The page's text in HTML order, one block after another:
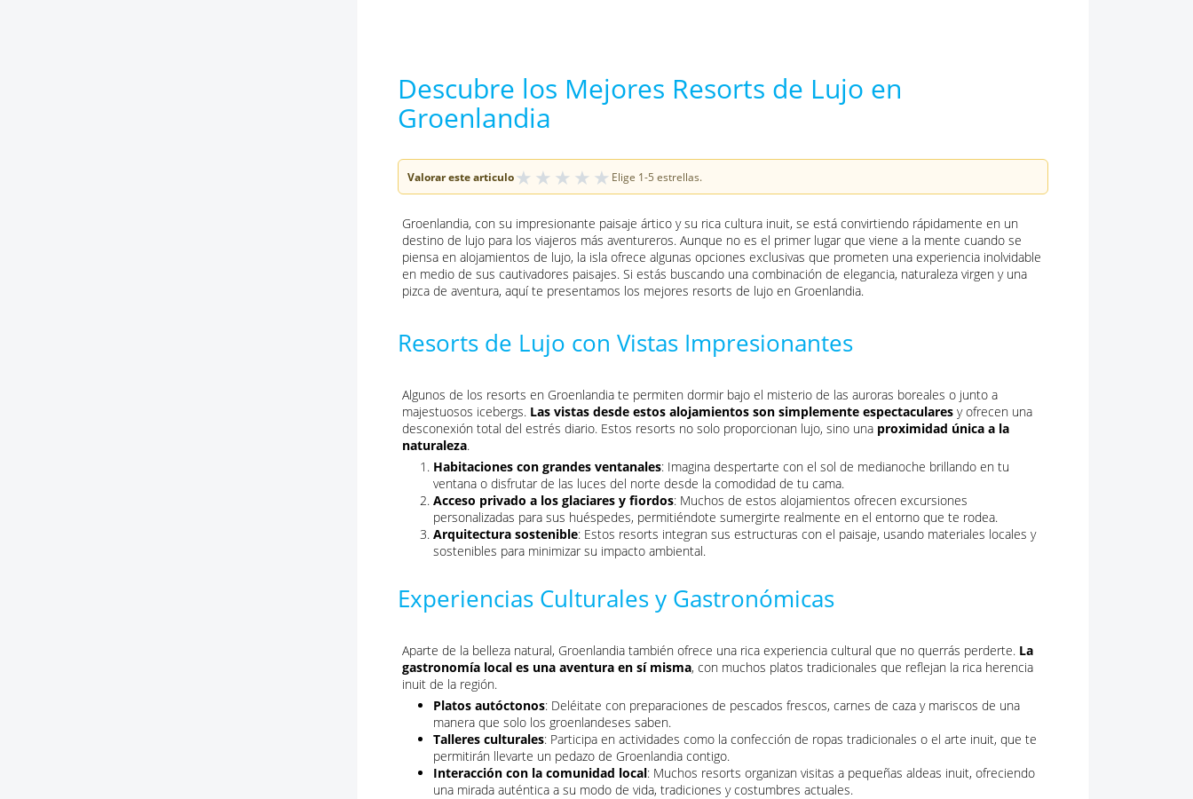
Descubre los Mejores Resorts de Lujo en
Groenlandia
Valorar este articulo★ ★ ★ ★ ★ Elige 1-5 estrellas.
Groenlandia, con su impresionante paisaje ártico y su rica cultura inuit, se está convirtiendo rápidamente en un
destino de lujo para los viajeros más aventureros. Aunque no es el primer lugar que viene a la mente cuando se
piensa en alojamientos de lujo, la isla ofrece algunas opciones exclusivas que prometen una experiencia inolvidable
en medio de sus cautivadores paisajes. Si estás buscando una combinación de elegancia, naturaleza virgen y una
pizca de aventura, aquí te presentamos los mejores resorts de lujo en Groenlandia.
Resorts de Lujo con Vistas Impresionantes
Algunos de los resorts en Groenlandia te permiten dormir bajo el misterio de las auroras boreales o junto a
majestuosos icebergs. Las vistas desde estos alojamientos son simplemente espectaculares y ofrecen una
desconexión total del estrés diario. Estos resorts no solo proporcionan lujo, sino una proximidad única a la
naturaleza.
Habitaciones con grandes ventanales: Imagina despertarte con el sol de medianoche brillando en tu
ventana o disfrutar de las luces del norte desde la comodidad de tu cama.
Acceso privado a los glaciares y fiordos: Muchos de estos alojamientos ofrecen excursiones
personalizadas para sus huéspedes, permitiéndote sumergirte realmente en el entorno que te rodea.
Arquitectura sostenible: Estos resorts integran sus estructuras con el paisaje, usando materiales locales y
sostenibles para minimizar su impacto ambiental.
Experiencias Culturales y Gastronómicas
Aparte de la belleza natural, Groenlandia también ofrece una rica experiencia cultural que no querrás perderte. La
gastronomía local es una aventura en sí misma, con muchos platos tradicionales que reflejan la rica herencia
inuit de la región.
Platos autóctonos: Deléitate con preparaciones de pescados frescos, carnes de caza y mariscos de una
manera que solo los groenlandeses saben.
Talleres culturales: Participa en actividades como la confección de ropas tradicionales o el arte inuit, que te
permitirán llevarte un pedazo de Groenlandia contigo.
Interacción con la comunidad local: Muchos resorts organizan visitas a pequeñas aldeas inuit, ofreciendo
una mirada auténtica a su modo de vida, tradiciones y costumbres actuales.